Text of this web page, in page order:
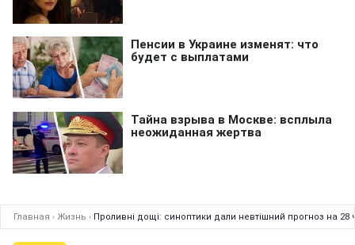
Главная › Жизнь › Проливні дощі: синоптики дали невтішний прогноз на 28